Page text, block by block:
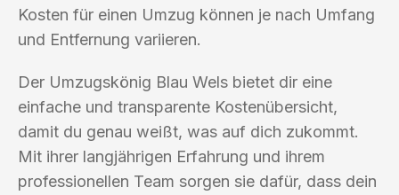
Kosten für einen Umzug können je nach Umfang
und Entfernung variieren.
Der Umzugskönig Blau Wels bietet dir eine
einfache und transparente Kostenübersicht,
damit du genau weißt, was auf dich zukommt.
Mit ihrer langjährigen Erfahrung und ihrem
professionellen Team sorgen sie dafür, dass dein